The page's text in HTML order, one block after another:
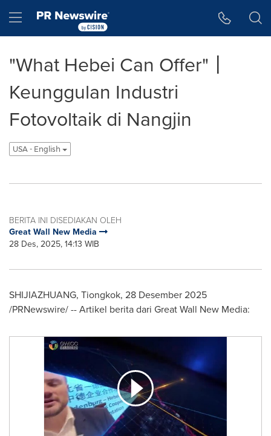
Hamburger menu
"What Hebei Can Offer"丨
Keunggulan Industri
Fotovoltaik di Nangjin
USA - English
BERITA INI DISEDIAKAN OLEH
Great Wall New Media
28 Des, 2025, 14:13 WIB
SHIJIAZHUANG, Tiongkok, 28 Desember 2025
/PRNewswire/ -- Artikel berita dari Great Wall New Media: